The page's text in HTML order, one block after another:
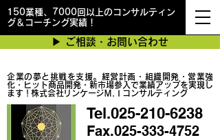
150業種、7000回以上のコンサルティン
グ＆コーチング実績！
企業の夢と挑戦を支援。経営計画・組織開発・営業強
化・ヒット商品開発・新市場参入で業績アップを実現し
ます！株式会社リンケージＭ.Ｉコンサルティング
▶︎ ご相談・お問い合わせ
Tel.025-210-6238
Fax.025-333-4752